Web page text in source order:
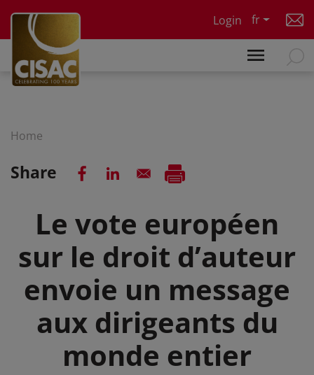
Login
fr
Home
Share
Le vote européen
sur le droit d’auteur
envoie un message
aux dirigeants du
monde entier